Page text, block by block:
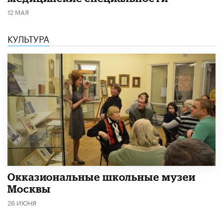
12 МАЯ
КУЛЬТУРА
​Окказиональные школьные музеи
Москвы
26 ИЮНЯ